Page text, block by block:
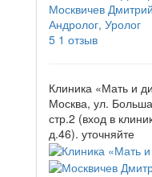
Москвичев
Андролог, Уролог
5 1 отзыв
Клиника «Мать и
Москва, ул.
стр.2 (вход в
д.46). уточняйте